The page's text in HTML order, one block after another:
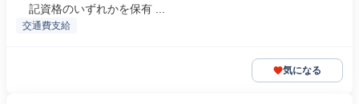
記資格のいずれかを保有 ...
交通費支給
気になる